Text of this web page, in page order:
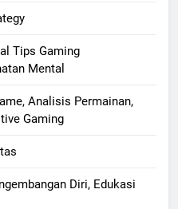
Tips Gaming
Mental
Analisis Permainan,
Gaming
Diri, Edukasi